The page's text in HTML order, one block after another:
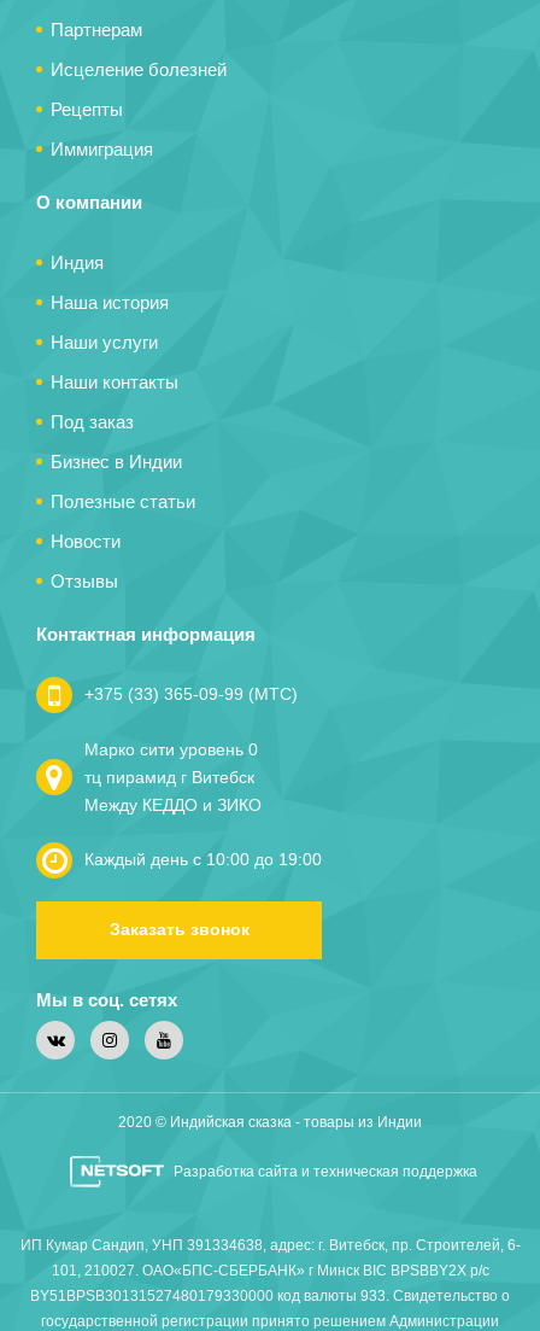
Партнерам
Исцеление болезней
Рецепты
Иммиграция
О компании
Индия
Наша история
Наши услуги
Наши контакты
Под заказ
Бизнес в Индии
Полезные статьи
Новости
Отзывы
Контактная информация
+375 (33) 365-09-99 (МТС)
Марко сити уровень 0
тц пирамид г Витебск
Между КЕДДО и ЗИКО
Каждый день с 10:00 до 19:00
Заказать звонок
Мы в соц. сетях
Разработка сайта и техническая поддержка
2020 © Индийская сказка - товары из Индии
ИП Кумар Сандип, УНП 391334638, адрес: г. Витебск, пр. Строителей, 6-
101, 210027. ОАО«БПС-СБЕРБАНК» г Минск BIC BPSBBY2X р/с
BY51BPSB30131527480179330000 код валюты 933. Свидетельство о
государственной регистрации принято решением Администрации